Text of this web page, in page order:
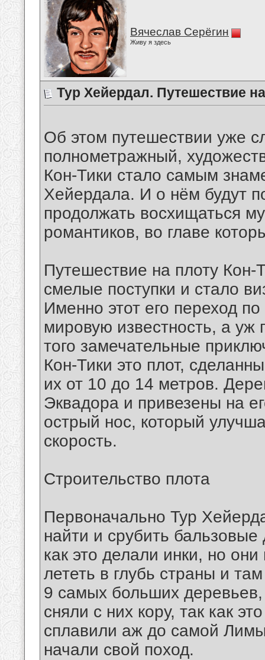
Вячеслав Серёгин
Живу я здесь
Тур Хейердал. Путешествие
Об этом путешествии уже
полнометражный,
Кон-Тики стало самым
Хейердала. И о нём будут
продолжать восхищаться
романтиков, во главе
Путешествие на плоту
смелые поступки и стало
Именно этот его переход
мировую известность, а уж
того замечательные
Кон-Тики это плот,
их от 10 до 14 метров.
Эквадора и привезены на
острый нос, который
скорость.
Строительство плота
Первоначально Тур
найти и срубить
как это делали инки, но
лететь в глубь страны и
9 самых больших деревьев,
сняли с них кору, так как
сплавили аж до самой
начали свой поход.